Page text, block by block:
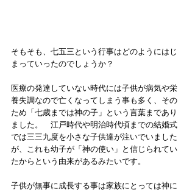
そもそも、七五三という行事はどのようにはじ
まっていったのでしょうか？
医療の発達していない時代には子供が病気や栄
養失調なので亡くなってしまう事も多く、その
ため「七歳までは神の子」という言葉まであり
ました。　江戸時代や明治時代頃までの結婚式
では三三九度を小さな子供達が注いでいました
が、これも幼子が「神の使い」と信じられてい
たからという由来があるみたいです。
子供が無事に成長する事は家族にとっては神に